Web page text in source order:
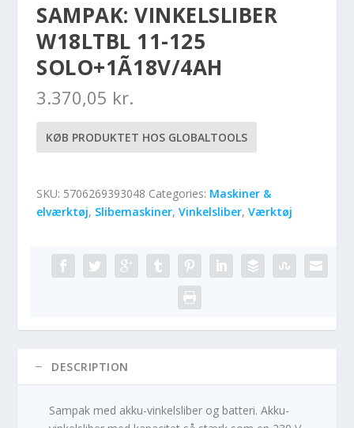
SAMPAK: VINKELSLIBER
W18LTBL 11-125
SOLO+1Ã18V/4AH
3.370,05 kr.
KØB PRODUKTET HOS GLOBALTOOLS
SKU: 5706269393048 Categories: Maskiner &
elværktøj, Slibemaskiner,Vinkelsliber,Værktøj
DESCRIPTION
Sampak med akku-vinkelsliber og batteri. Akku-